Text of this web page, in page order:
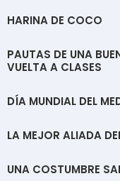
HARINA DE COCO
PAUTAS DE UNA
VUELTA A CLASES
DÍA MUNDIAL DEL
LA MEJOR ALIADA
UNA COSTUMBRE